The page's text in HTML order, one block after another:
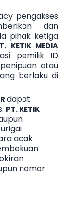
pengakses
dan
pihak ketiga
KETIK MEDIA
pemilik ID
atau
berlaku di
dapat
PT. KETIK
acak
nomor